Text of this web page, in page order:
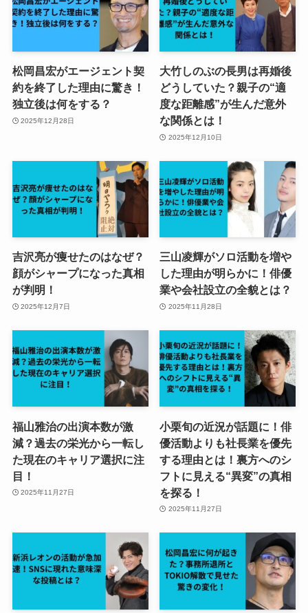
松岡昌宏がエージェント契
約を終了した理由に驚き！
独立後は何をする？
2025年12月28日
大竹しのぶの長男は再婚後
どうしていた？親子の“適
度な距離感”が生んだ意外
な関係とは！
2025年12月10日
吉沢亮が痩せたのはなぜ？
顔がシャープになった真相
が判明！
2025年12月7日
三山凌輝がソロ活動を増や
した理由が明らかに！俳優
業や会社設立の全貌とは？
2025年11月28日
福山雅治の出演本数が激
減？過去の栄光から一転し
た現在のキャリア選択に注
目！
2025年11月27日
小栗旬の近況が話題に！俳
優活動よりも社長業を優先
する理由とは！裏方へのシ
フトに見える“異変”の真相
を探る！
2025年11月27日